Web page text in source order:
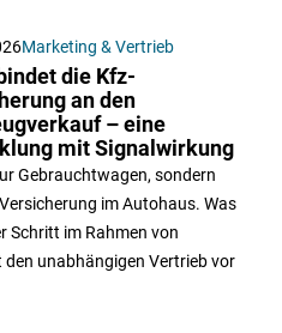
Marketing & Vertrieb
die Kfz-
an den
– eine
mit Signalwirkung
Gebrauchtwagen, sondern
im Autohaus. Was
Schritt im Rahmen von
unabhängigen Vertrieb vor